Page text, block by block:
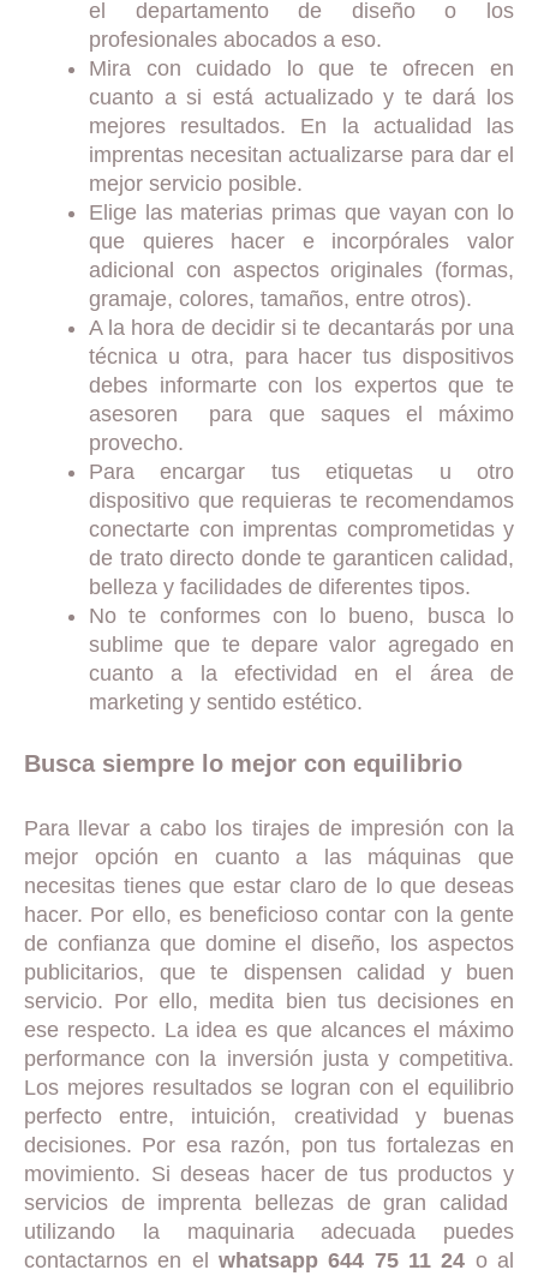
el departamento de diseño o los
profesionales abocados a eso.
Mira con cuidado lo que te ofrecen en
cuanto a si está actualizado y te dará los
mejores resultados. En la actualidad las
imprentas necesitan actualizarse para dar el
mejor servicio posible.
Elige las materias primas que vayan con lo
que quieres hacer e incorpórales valor
adicional con aspectos originales (formas,
gramaje, colores, tamaños, entre otros).
A la hora de decidir si te decantarás por una
técnica u otra, para hacer tus dispositivos
debes informarte con los expertos que te
asesoren para que saques el máximo
provecho.
Para encargar tus etiquetas u otro
dispositivo que requieras te recomendamos
conectarte con imprentas comprometidas y
de trato directo donde te garanticen calidad,
belleza y facilidades de diferentes tipos.
No te conformes con lo bueno, busca lo
sublime que te depare valor agregado en
cuanto a la efectividad en el área de
marketing y sentido estético.
Busca siempre lo mejor con equilibrio
Para llevar a cabo los tirajes de impresión con la
mejor opción en cuanto a las máquinas que
necesitas tienes que estar claro de lo que deseas
hacer. Por ello, es beneficioso contar con la gente
de confianza que domine el diseño, los aspectos
publicitarios, que te dispensen calidad y buen
servicio. Por ello, medita bien tus decisiones en
ese respecto. La idea es que alcances el máximo
performance con la inversión justa y competitiva.
Los mejores resultados se logran con el equilibrio
perfecto entre, intuición, creatividad y buenas
decisiones. Por esa razón, pon tus fortalezas en
movimiento. Si deseas hacer de tus productos y
servicios de imprenta bellezas de gran calidad
utilizando la maquinaria adecuada puedes
contactarnos en el
whatsapp 644 75 11 24 o al